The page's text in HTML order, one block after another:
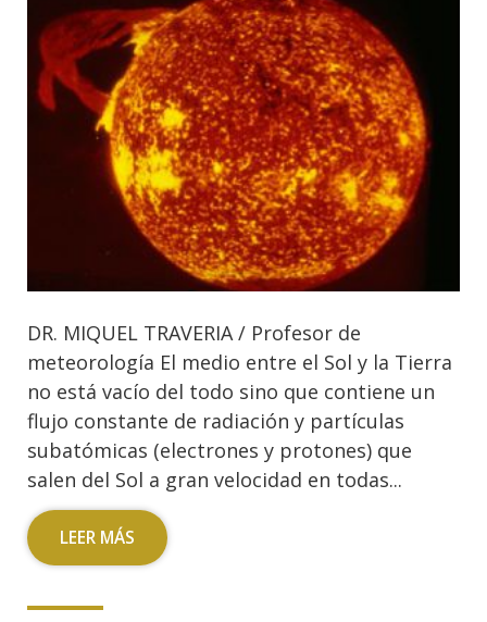
DR. MIQUEL TRAVERIA / Profesor de
meteorología El medio entre el Sol y la Tierra
no está vacío del todo sino que contiene un
flujo constante de radiación y partículas
subatómicas (electrones y protones) que
salen del Sol a gran velocidad en todas...
LEER MÁS